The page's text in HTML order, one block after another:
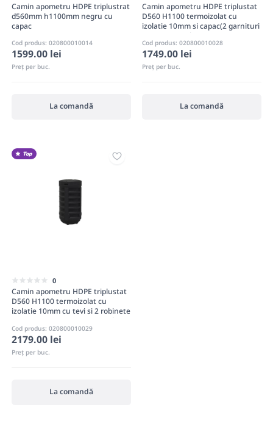
Camin apometru HDPE triplustrat
d560mm h1100mm negru cu
capac
Cod produs: 020800010014
1599.00 lei
Preț per buc.
La comandă
Camin apometru HDPE triplustat
D560 H1100 termoizolat cu
izolatie 10mm si capac(2 garnituri
conectare incluse)
Cod produs: 020800010028
1749.00 lei
Preț per buc.
La comandă
Top
0
Camin apometru HDPE triplustat
D560 H1100 termoizolat cu
izolatie 10mm cu tevi si 2 robinete
3/4(2 garnituri conectare incluse)
Cod produs: 020800010029
2179.00 lei
Preț per buc.
La comandă